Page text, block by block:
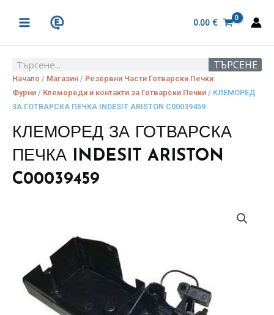
MENU
0.00 €
Search ТЪРСЕНЕ
Начало / Магазин / Резервни Части Готварски Печки
Фурни / Клемореди и контакти за Готварски Печки / КЛЕМОРЕД
ЗА ГОТВАРСКА ПЕЧКА INDESIT ARISTON C00039459
КЛЕМОРЕД ЗА ГОТВАРСКА
ПЕЧКА INDESIT ARISTON
C00039459